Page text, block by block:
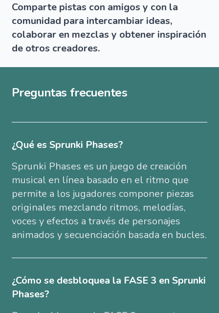
Comparte pistas con amigos y con la
comunidad para intercambiar ideas,
colaborar en mezclas y obtener inspiración
de otros creadores.
Preguntas frecuentes
¿Qué es Sprunki Phases?
Sprunki Phases es un juego de creación
musical en línea basado en el ritmo que
permite a los jugadores componer piezas
originales mezclando ritmos, melodías,
voces y efectos a través de personajes
animados y secuenciación basada en bucles.
¿Cómo se desbloquea la FASE 3 en Sprunki
Phases?